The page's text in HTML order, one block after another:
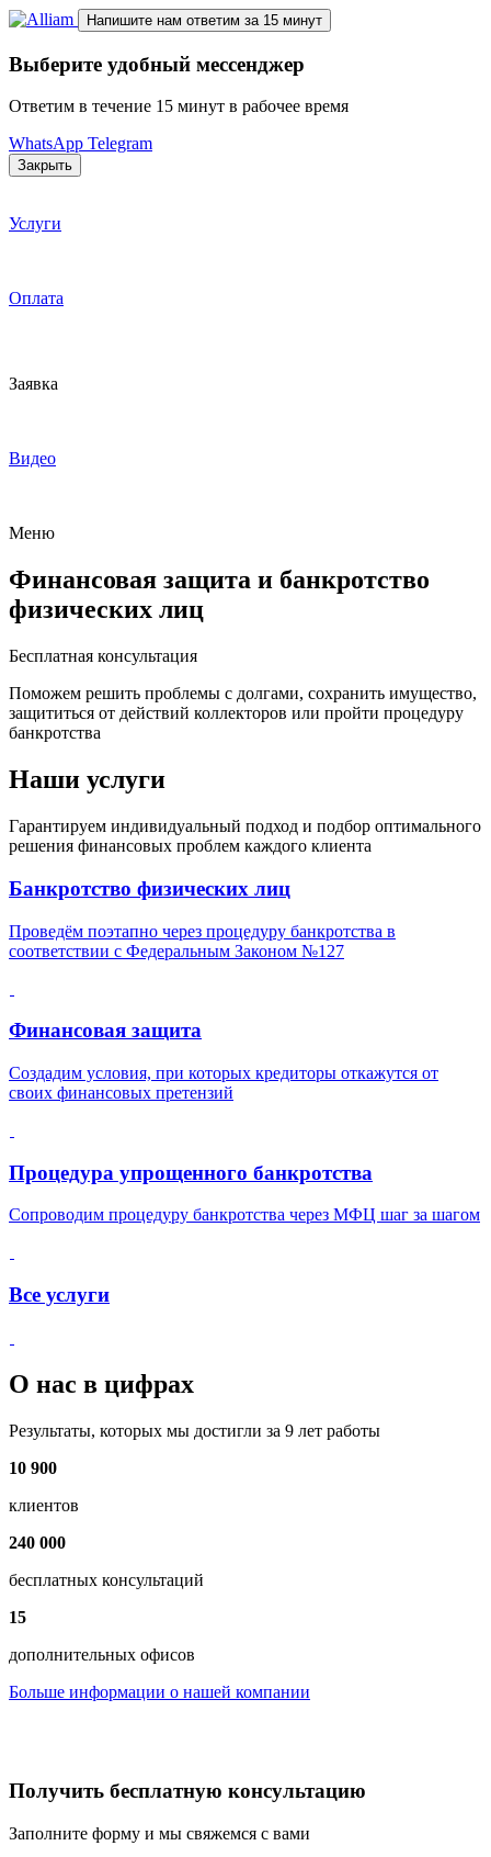
Напишите нам ответим за 15 минут
Выберите удобный мессенджер
Ответим в течение 15 минут в рабочее время
WhatsApp Telegram
Закрыть
Услуги
Оплата
Заявка
Видео
Меню
Финансовая защита и банкротство
физических лиц
Бесплатная консультация
Поможем решить проблемы с долгами, сохранить имущество,
защититься от действий коллекторов или пройти процедуру
банкротства
Наши услуги
Гарантируем индивидуальный подход и подбор оптимального
решения финансовых проблем каждого клиента
Банкротство физических лиц
Проведём поэтапно через процедуру банкротства в
соответствии с Федеральным Законом №127
Финансовая защита
Создадим условия, при которых кредиторы откажутся от
своих финансовых претензий
Процедура упрощенного банкротства
Сопроводим процедуру банкротства через МФЦ шаг за шагом
Все услуги
О нас в цифрах
Результаты, которых мы достигли за 9 лет работы
10 900
клиентов
240 000
бесплатных консультаций
15
дополнительных офисов
Больше информации о нашей компании
Получить бесплатную консультацию
Заполните форму и мы свяжемся с вами